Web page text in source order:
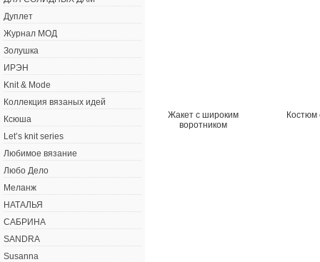
Жакет с широким
воротником
Костюм
Дуплет
Журнал МОД
Золушка
ИРЭН
Knit & Mode
Коллекция вязаных идей
Ксюша
Let’s knit series
Любимое вязание
Любо Дело
Меланж
НАТАЛЬЯ
САБРИНА
SANDRA
Susanna